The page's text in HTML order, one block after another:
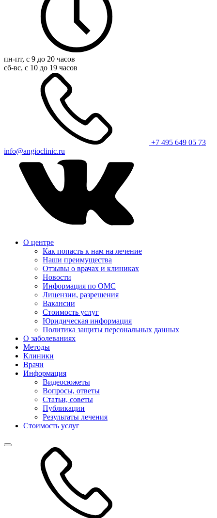
пн-пт, с 9 до 20 часов
сб-вс, с 10 до 19 часов
+7 495 649 05 73
info@angioclinic.ru
О центре
Как попасть к нам на лечение
Наши преимущества
Отзывы о врачах и клиниках
Новости
Информация по ОМС
Лицензии, разрешения
Вакансии
Стоимость услуг
Юридическая информация
Политика защиты персональных данных
О заболеваниях
Методы
Клиники
Врачи
Информация
Видеосюжеты
Вопросы, ответы
Статьи, советы
Публикации
Результаты лечения
Стоимость услуг